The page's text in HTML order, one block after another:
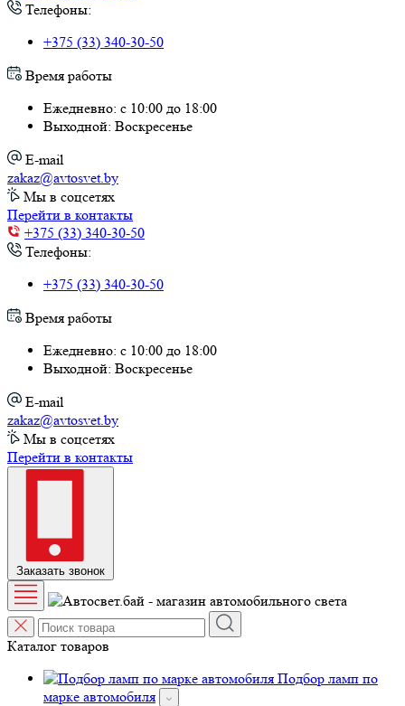
Телефоны:
+375 (33) 340-30-50
Время работы
Ежедневно: с 10:00 до 18:00
Выходной: Воскресенье
E-mail
zakaz@avtosvet.by
Мы в соцсетях
Перейти в контакты
+375 (33) 340-30-50
Телефоны:
+375 (33) 340-30-50
Время работы
Ежедневно: с 10:00 до 18:00
Выходной: Воскресенье
E-mail
zakaz@avtosvet.by
Мы в соцсетях
Перейти в контакты
Заказать звонок
Каталог товаров
Подбор ламп по
марке автомобиля